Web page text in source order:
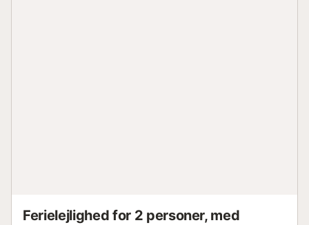
Ferielejlighed for 2 personer, med